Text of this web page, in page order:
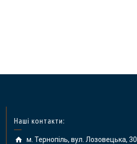
Наші контакти:
м. Тернопіль, вул. Лозовецька, 30